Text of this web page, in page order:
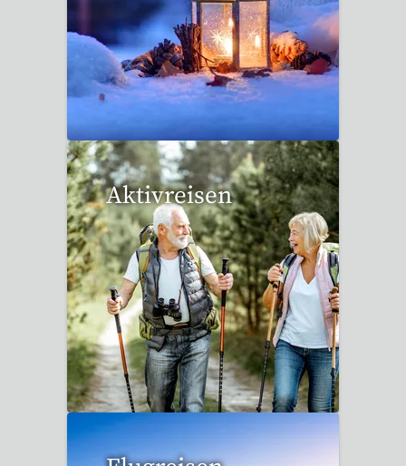
20 Reisen gefunden
Aktivreisen
1 Reise gefunden